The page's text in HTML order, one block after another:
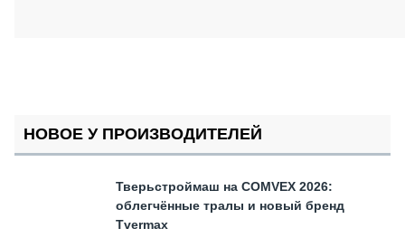
НОВОЕ У ПРОИЗВОДИТЕЛЕЙ
Тверьстроймаш на COMVEX 2026:
облегчённые тралы и новый бренд
Tvermax